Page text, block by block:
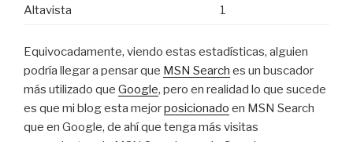
Altavista 1
Equivocadamente, viendo estas estadísticas, alguien
podría llegar a pensar que MSN Search es un buscador
más utilizado que Google, pero en realidad lo que sucede
es que mi blog esta mejorposicionado en MSN Search
que en Google, de ahí que tenga más visitas